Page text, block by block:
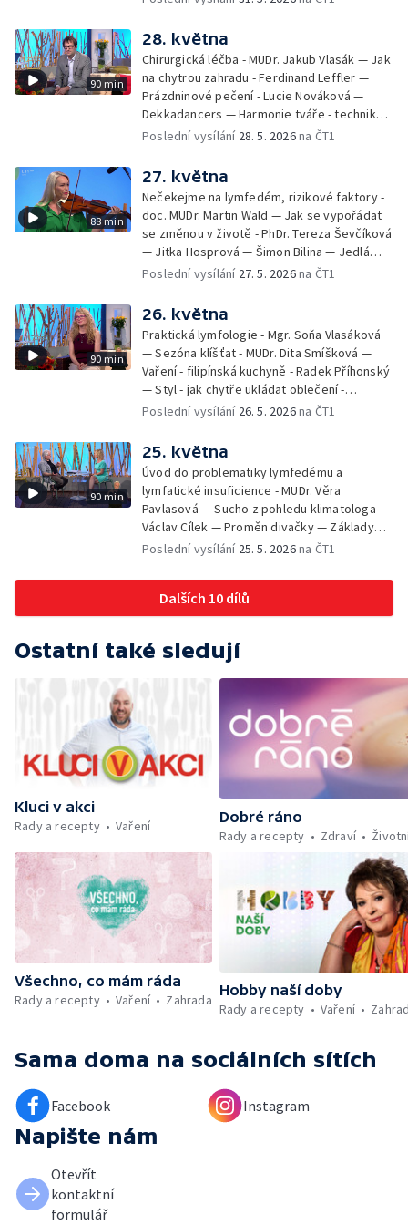
90 min
28. května
Chirurgická léčba - MUDr. Jakub Vlasák — Jak
na chytrou zahradu - Ferdinand Leffler —
Prázdninové pečení - Lucie Nováková —
Dekkadancers — Harmonie tváře - techniky
přírodního omlazení - Martina Kavecká —
Petr Bednařík — Počasí s Michalem Žákem
Poslední vysílání 28. 5. 2026na ČT1
88 min
27. května
Nečekejme na lymfedém, rizikové faktory -
doc. MUDr. Martin Wald — Jak se vypořádat
se změnou v životě - PhDr. Tereza Ševčíková
— Jitka Hosprová — Šimon Bilina — Jedlá
zahrada - Petra Matějková — Kulturní tipy
Poslední vysílání 27. 5. 2026na ČT1
90 min
26. května
Praktická lymfologie - Mgr. Soňa Vlasáková
— Sezóna klíšťat - MUDr. Dita Smíšková —
Vaření - filipínská kuchyně - Radek Příhonský
— Styl - jak chytře ukládat oblečení -
Veronika Slaninová — Běháme s dětmi - jak
Schneiderová — Colours of Ostrava - Filip
Košťálek a Jan Vojtko — Tajemství křišťálové
planety - Jan Maxián, Petr Horák a Adélka
Hesová — Český svaz ochránců přírody - Eva
Šrailová
Poslední vysílání 26. 5. 2026na ČT1
90 min
25. května
Úvod do problematiky lymfedému a
lymfatické insuficience - MUDr. Věra
Pavlasová — Sucho z pohledu klimatologa -
Václav Cílek — Proměn divačky — Základy
bezpečnosti dětí na inline bruslích - Petr
Zooterapie - praktické využití - Linda
Tinková — Pražské jaro - Klára Boudalová,
Marko Ivanović
Poslední vysílání 25. 5. 2026na ČT1
Dalších 10 dílů
Ostatní také sledují
Kluci v akci
Rady a recepty
Vaření
Dobré ráno
Rady a recepty
Zdraví
Všechno, co mám ráda
Rady a recepty
Vaření Zahrada
Hobby naší doby
Rady a recepty
Vaření
Sama doma na sociálních sítích
Facebook Instagram
Napište nám
Otevřít
kontaktní
formulář